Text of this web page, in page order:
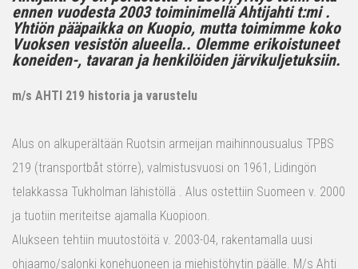
ennen vuodesta 2003 toiminimellä Ahtijahti t:mi .
Yhtiön pääpaikka on Kuopio, mutta toimimme koko
Vuoksen vesistön alueella.. Olemme erikoistuneet
koneiden-, tavaran ja henkilöiden järvikuljetuksiin.
m/s AHTI 219 historia ja varustelu
Alus on alkuperältään Ruotsin armeijan maihinnousualus TPBS
219 (transportbåt större), valmistusvuosi on 1961, Lidingön
telakkassa Tukholman lähistöllä . Alus ostettiin Suomeen v. 2000
ja tuotiin meriteitse ajamalla Kuopioon.
Alukseen tehtiin muutostöitä v. 2003-04, rakentamalla uusi
ohjaamo/salonki konehuoneen ja miehistöhytin päälle. M/s Ahti